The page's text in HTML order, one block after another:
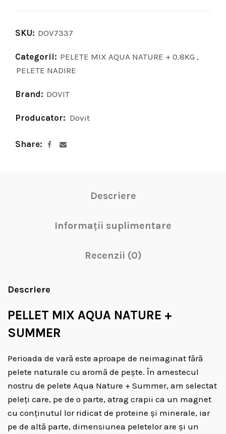
SKU: DOV7337
Categorii: PELETE MIX AQUA NATURE + 0.8KG ,
PELETE NADIRE
Brand: DOVIT
Producator: Dovit
Share
Descriere
Informații suplimentare
Recenzii (0)
Descriere
PELLET MIX AQUA NATURE +
SUMMER
Perioada de vară este aproape de neimaginat fără
pelete naturale cu aromă de pește. În amestecul
nostru de pelete Aqua Nature + Summer, am selectat
peleți care, pe de o parte, atrag crapii ca un magnet
cu conținutul lor ridicat de proteine ​​și minerale, iar
pe de altă parte, dimensiunea peletelor are și un